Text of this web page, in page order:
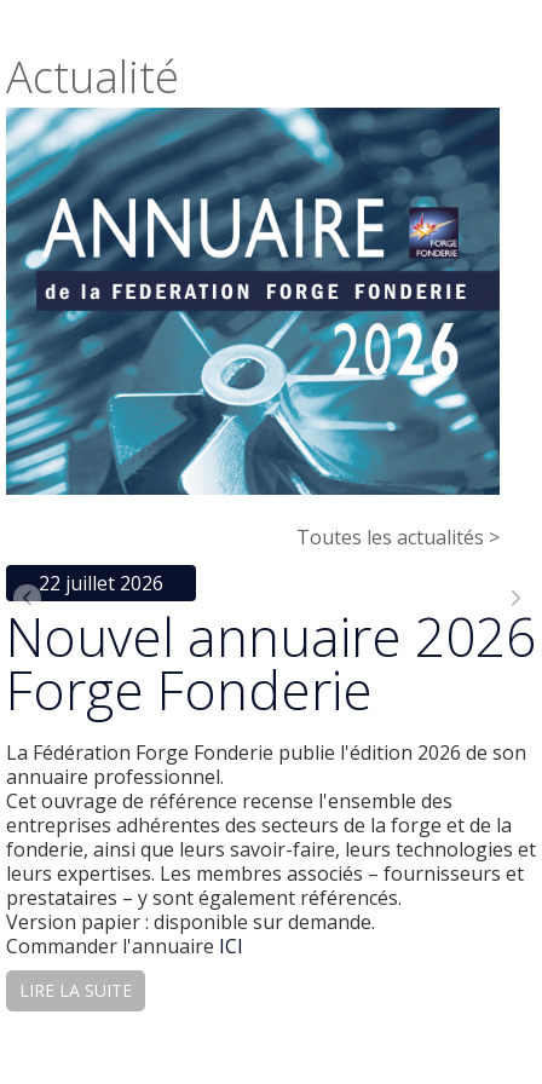
Actualité
Toutes les actualités >
22 juillet 2026
Nouvel annuaire 2026
Forge Fonderie
La Fédération Forge Fonderie publie l'édition 2026 de son
annuaire professionnel.
Cet ouvrage de référence recense l'ensemble des
entreprises adhérentes des secteurs de la forge et de la
fonderie, ainsi que leurs savoir-faire, leurs technologies et
leurs expertises. Les membres associés – fournisseurs et
prestataires – y sont également référencés.
Version papier: disponible sur demande.
Commander l'annuaire ICI
Recherche en ligne :
numérique Consulter les entreprises :
Un outil indispensable pour découvrir les acteurs clés de
LIRE LA SUITE